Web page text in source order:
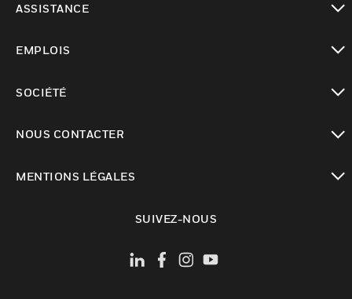
ASSISTANCE
EMPLOIS
SOCIÉTÉ
NOUS CONTACTER
MENTIONS LÉGALES
SUIVEZ-NOUS